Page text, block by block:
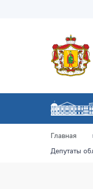
Главная
Депутаты